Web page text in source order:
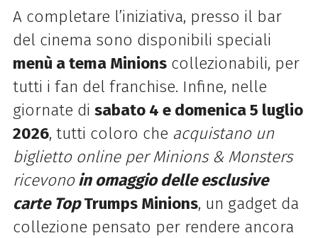
A completare l’iniziativa, presso il bar
del cinema sono disponibili speciali
menù a tema Minionscollezionabili, per
tutti i fan del franchise. Infine, nelle
giornate di sabato 4 e domenica 5 luglio
2026, tutti coloro che acquistano un
biglietto online per Minions & Monsters
ricevonoin omaggio delle esclusive
carte TopTrumps Minions, un gadget da
collezione pensato per rendere ancora